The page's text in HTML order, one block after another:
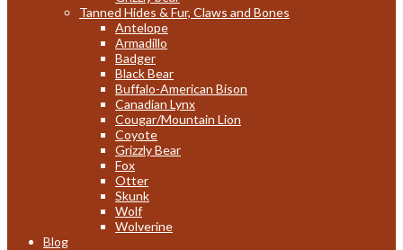
Tanned Hides & Fur, Claws and Bones
Antelope
Armadillo
Badger
Black Bear
Buffalo-American Bison
Canadian Lynx
Cougar/Mountain Lion
Coyote
Grizzly Bear
Fox
Otter
Skunk
Wolf
Wolverine
Blog